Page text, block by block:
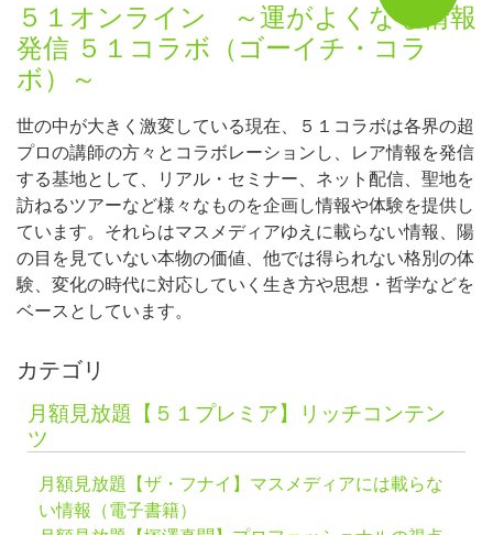
５１オンライン ～運がよくなる情報
発信 ５１コラボ（ゴーイチ・コラ
ボ）～
世の中が大きく激変している現在、５１コラボは各界の超
プロの講師の方々とコラボレーションし、レア情報を発信
する基地として、リアル・セミナー、ネット配信、聖地を
訪ねるツアーなど様々なものを企画し情報や体験を提供し
ています。それらはマスメディアゆえに載らない情報、陽
の目を見ていない本物の価値、他では得られない格別の体
験、変化の時代に対応していく生き方や思想・哲学などを
ベースとしています。
カテゴリ
月額見放題【５１プレミア】リッチコンテン
ツ
月額見放題【ザ・フナイ】マスメディアには載らな
い情報（電子書籍）